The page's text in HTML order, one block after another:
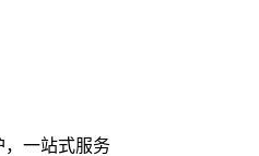
，一站式服务